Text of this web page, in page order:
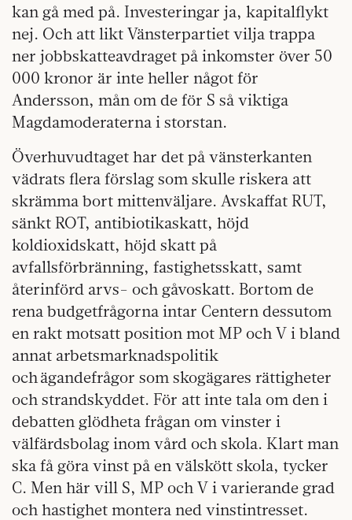
kan gå med på. Investeringar ja, kapitalflykt
nej. Och att likt Vänsterpartiet vilja trappa
ner jobbskatteavdraget på inkomster över 50
000 kronor är inte heller något för
Andersson, mån om de för S så viktiga
Magdamoderaterna i storstan.
Överhuvudtaget har det på vänsterkanten
vädrats flera förslag som skulle riskera att
skrämma bort mittenväljare. Avskaffat RUT,
sänkt ROT, antibiotikaskatt, höjd
koldioxidskatt, höjd skatt på
avfallsförbränning, fastighetsskatt, samt
återinförd arvs- och gåvoskatt. Bortom de
rena budgetfrågorna intar Centern dessutom
en rakt motsatt position mot MP och V i bland
annat arbetsmarknadspolitik
och ägandefrågor som skogägares rättigheter
och strandskyddet. För att inte tala om den i
debatten glödheta frågan om vinster i
välfärdsbolag inom vård och skola. Klart man
ska få göra vinst på en välskött skola, tycker
C. Men här vill S, MP och V i varierande grad
och hastighet montera ned vinstintresset.